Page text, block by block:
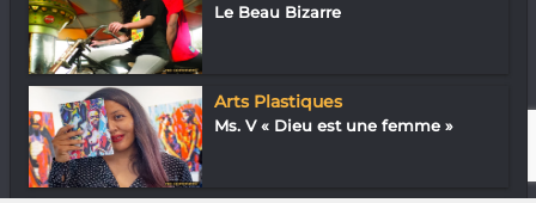
Le Beau Bizarre
Arts Plastiques
Ms. V « Dieu est une femme »